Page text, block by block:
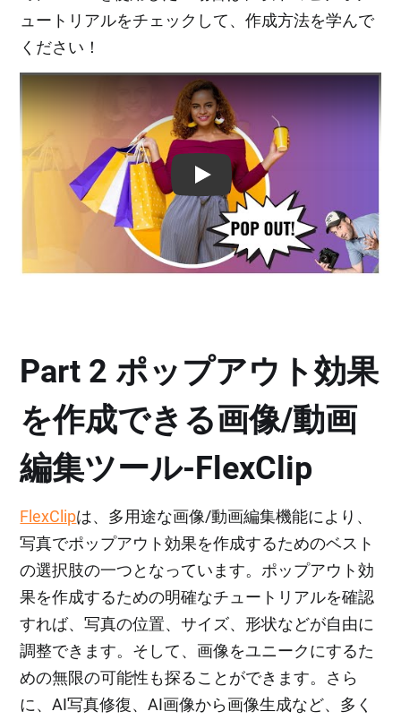
ュートリアルをチェックして、作成方法を学んで
ください！
Play: Keynote (Google I/O '18)
Part 2 ポップアウト効果
を作成できる画像/動画
編集ツール‐FlexClip
FlexClipは、多用途な画像/動画編集機能により、
写真でポップアウト効果を作成するためのベスト
の選択肢の一つとなっています。ポップアウト効
果を作成するための明確なチュートリアルを確認
すれば、写真の位置、サイズ、形状などが自由に
調整できます。そして、画像をユニークにするた
めの無限の可能性も探ることができます。さら
に、AI写真修復、AI画像から画像生成など、多く